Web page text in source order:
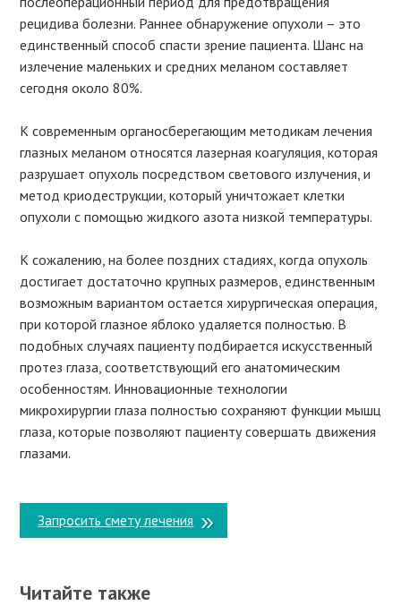
рецидива болезни. Раннее обнаружение опухоли – это
единственный способ спасти зрение пациента. Шанс на
излечение маленьких и средних меланом составляет
сегодня около 80%.
К современным органосберегающим методикам лечения
глазных меланом относятся лазерная коагуляция, которая
разрушает опухоль посредством светового излучения, и
метод криодеструкции, который уничтожает клетки
опухоли с помощью жидкого азота низкой температуры.
К сожалению, на более поздних стадиях, когда опухоль
достигает достаточно крупных размеров, единственным
возможным вариантом остается хирургическая операция,
при которой глазное яблоко удаляется полностью. В
подобных случаях пациенту подбирается искусственный
протез глаза, соответствующий его анатомическим
особенностям. Инновационные технологии
микрохирургии глаза полностью сохраняют функции мышц
глаза, которые позволяют пациенту совершать движения
глазами.
Запросить смету лечения
Читайте также